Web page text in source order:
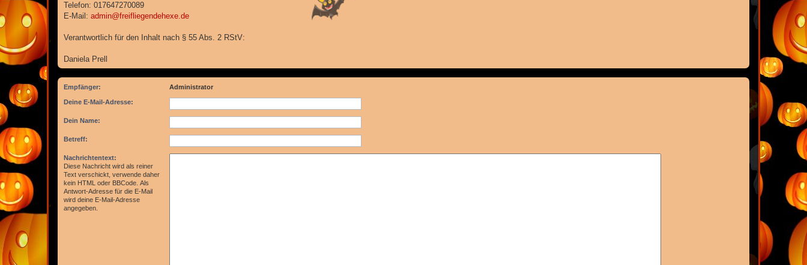
Telefon: 017647270089
E-Mail: admin@freifliegendehexe.de
Verantwortlich für den Inhalt nach § 55 Abs. 2 RStV:
Daniela Prell
Empfänger: Administrator
Deine E-Mail-Adresse:
Dein Name:
Betreff:
Nachrichtentext:
Diese Nachricht wird als reiner
Text verschickt, verwende daher
kein HTML oder BBCode. Als
Antwort-Adresse für die E-Mail
wird deine E-Mail-Adresse
angegeben.